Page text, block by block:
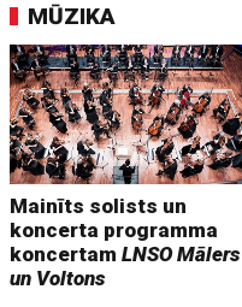
MŪZIKA
Mainīts solists un
koncerta programma
koncertamLNSO Mālers
un Voltons